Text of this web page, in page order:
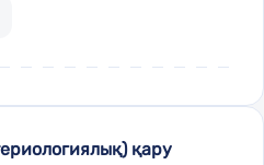
қару